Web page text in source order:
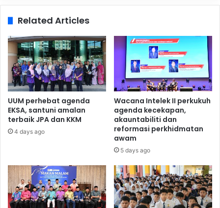
Related Articles
UUM perhebat agenda
EKSA, santuni amalan
terbaik JPA dan KKM
4 days ago
Wacana Intelek II perkukuh
agenda kecekapan,
akauntabiliti dan
reformasi perkhidmatan
awam
5 days ago